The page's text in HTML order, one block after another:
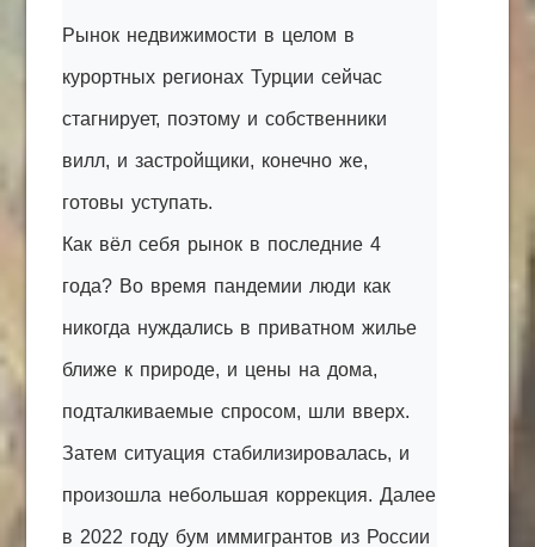
Рынок недвижимости в целом в
курортных регионах Турции сейчас
стагнирует, поэтому и собственники
вилл, и застройщики, конечно же,
готовы уступать.
Как вёл себя рынок в последние 4
года? Во время пандемии люди как
никогда нуждались в приватном жилье
ближе к природе, и цены на дома,
подталкиваемые спросом, шли вверх.
Затем ситуация стабилизировалась, и
произошла небольшая коррекция. Далее
в 2022 году бум иммигрантов из России